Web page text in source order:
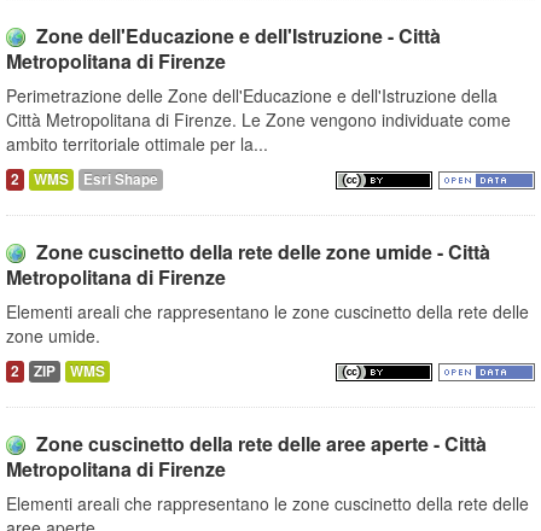
Zone dell'Educazione e dell'Istruzione - Città
Metropolitana di Firenze
Perimetrazione delle Zone dell'Educazione e dell'Istruzione della
Città Metropolitana di Firenze. Le Zone vengono individuate come
ambito territoriale ottimale per la...
2 WMS Esri Shape
Zone cuscinetto della rete delle zone umide - Città
Metropolitana di Firenze
Elementi areali che rappresentano le zone cuscinetto della rete delle
zone umide.
2 ZIP WMS
Zone cuscinetto della rete delle aree aperte - Città
Metropolitana di Firenze
Elementi areali che rappresentano le zone cuscinetto della rete delle